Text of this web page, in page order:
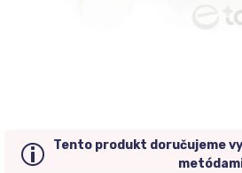
Tento produkt doručujeme